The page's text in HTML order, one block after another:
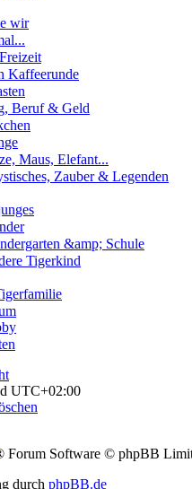
wir
Kaffeerunde
Beruf & Geld
Maus, Elefant...
Zauber & Legenden
&amp; Schule
Tigerkind
UTC+02:00
Forum Software © phpBB
durch phpBB.de